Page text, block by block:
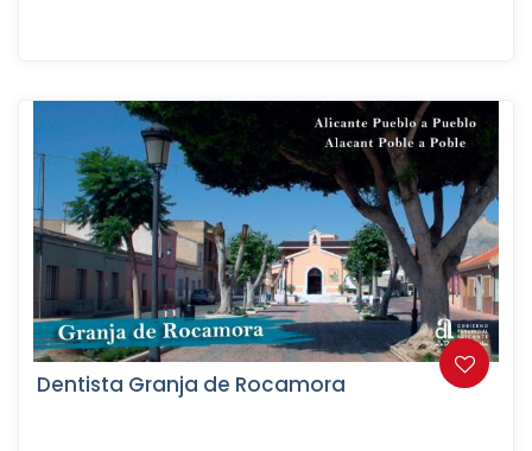
Dentista Granja de Rocamora